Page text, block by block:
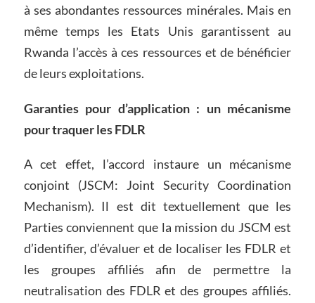
à ses abondantes ressources minérales. Mais en
même temps les Etats Unis garantissent au
Rwanda l’accès à ces ressources et de bénéficier
de leurs exploitations.
Garanties pour d’application : un mécanisme
pour traquer les FDLR
A cet effet, l’accord instaure un mécanisme
conjoint (JSCM: Joint Security Coordination
Mechanism). Il est dit textuellement que les
Parties conviennent que la mission du JSCM est
d’identifier, d’évaluer et de localiser les FDLR et
les groupes affiliés afin de permettre la
neutralisation des FDLR et des groupes affiliés.